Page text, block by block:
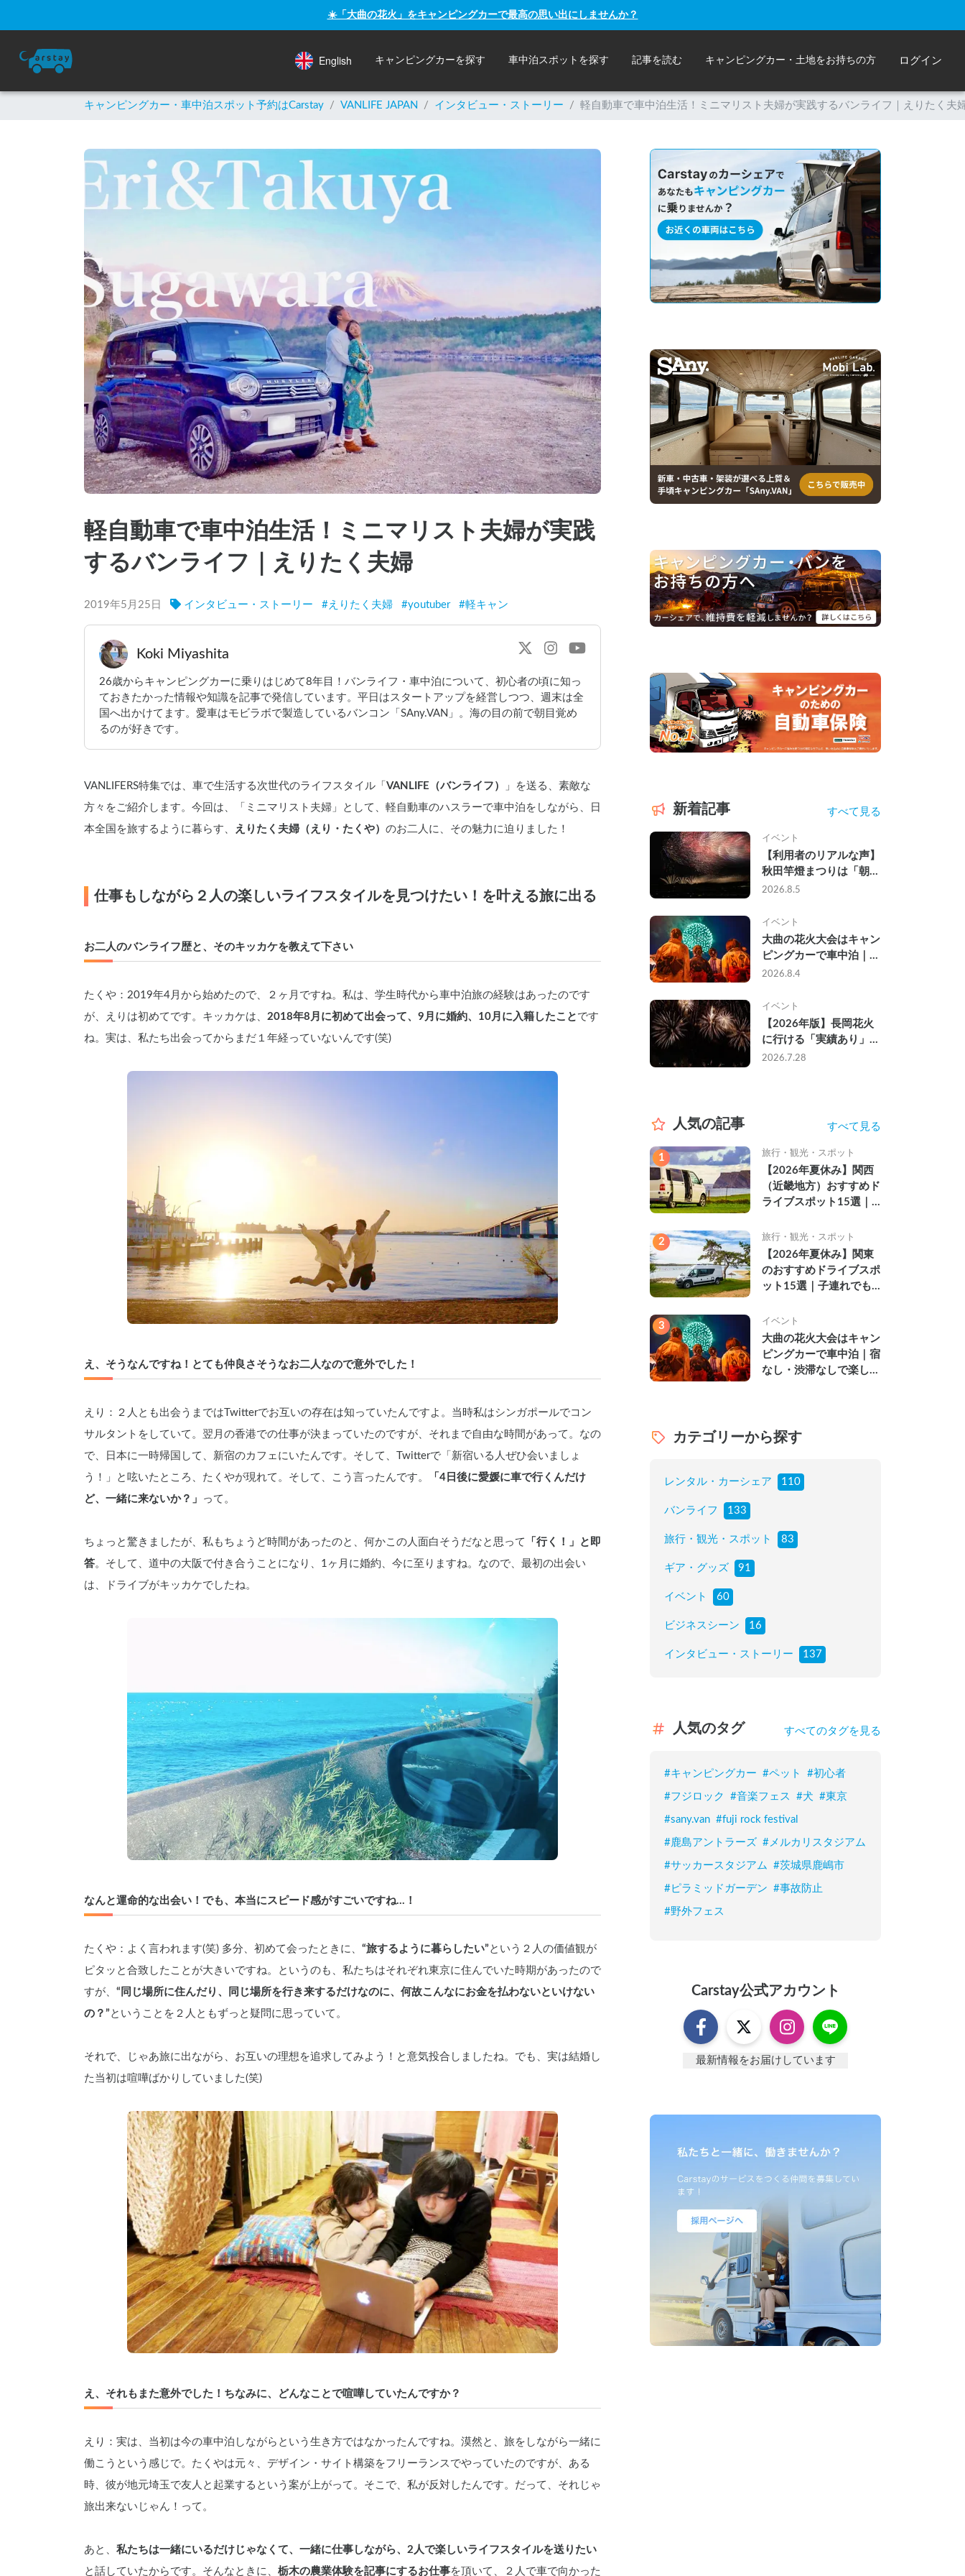
☀️「大曲の花火」をキャンピングカーで最高の思い出にしませんか？
English キャンピングカーを探す 車中泊スポットを探す 記事を読む キャンピングカー・土地をお持ちの方 ログイン
キャンピングカー・車中泊スポット予約はCarstay / VANLIFE JAPAN / インタビュー・ストーリー / 軽自動車で車中泊生活！ミニマリスト夫婦が実践するバンライフ｜えりたく夫
軽自動車で車中泊生活！ミニマリスト夫婦が実践
するバンライフ｜えりたく夫婦
2019年5月25日 インタビュー・ストーリー #えりたく夫婦 #youtuber #軽キャン
Koki Miyashita
26歳からキャンピングカーに乗りはじめて8年目！バンライフ・車中泊について、初心者の頃に知っ
ておきたかった情報や知識を記事で発信しています。平日はスタートアップを経営しつつ、週末は全
国へ出かけてます。愛車はモビラボで製造しているバンコン「SAny.VAN」。海の目の前で朝目覚め
るのが好きです。
VANLIFERS特集では、車で生活する次世代のライフスタイル「 VANLIFE（バンライフ）
」を送る、素敵な
方々をご紹介します。今回は、「ミニマリスト夫婦」として、軽自動車のハスラーで車中泊をしながら、日
本全国を旅するように暮らす、
えりたく夫婦（えり・たくや） のお二人に、その魅力に迫りました！
仕事もしながら２人の楽しいライフスタイルを見つけたい！を叶える旅に出る
お二人のバンライフ歴と、そのキッカケを教えて下さい
たくや：2019年4月から始めたので、２ヶ月ですね。私は、学生時代から車中泊旅の経験はあったのです
が、えりは初めてです。キッカケは、 2018年8月に初めて出会って、9月に婚約、10月に入籍したこと です
ね。実は、私たち出会ってからまだ１年経っていないんです(笑)
え、そうなんですね！とても仲良さそうなお二人なので意外でした！
えり：２人とも出会うまではTwitterでお互いの存在は知っていたんですよ。当時私はシンガポールでコン
サルタントをしていて。翌月の香港での仕事が決まっていたのですが、それまで自由な時間があって。なの
で、日本に一時帰国して、新宿のカフェにいたんです。そして、Twitterで「新宿いる人ぜひ会いましょ
う！」と呟いたところ、たくやが現れて。そして、こう言ったんです。
「4日後に愛媛に車で行くんだけ
ど、一緒に来ないか？」
って。
ちょっと驚きましたが、私もちょうど時間があったのと、何かこの人面白そうだなと思って
「行く！」と即
答。そして、道中の大阪で付き合うことになり、1ヶ月に婚約、今に至りますね。なので、最初の出会い
は、ドライブがキッカケでしたね。
なんと運命的な出会い！でも、本当にスピード感がすごいですね…！
たくや：よく言われます(笑) 多分、初めて会ったときに、 “旅するように暮らしたい”という２人の価値観が
ピタッと合致したことが大きいですね。というのも、私たちはそれぞれ東京に住んでいた時期があったので
すが、 “同じ場所に住んだり、同じ場所を行き来するだけなのに、何故こんなにお金を払わないといけない
の？”ということを２人ともずっと疑問に思っていて。
それで、じゃあ旅に出ながら、お互いの理想を追求してみよう！と意気投合しましたね。でも、実は結婚し
た当初は喧嘩ばかりしていました(笑)
え、それもまた意外でした！ちなみに、どんなことで喧嘩していたんですか？
えり：実は、当初は今の車中泊しながらという生き方ではなかったんですね。漠然と、旅をしながら一緒に
働こうという感じで。たくやは元々、デザイン・サイト構築をフリーランスでやっていたのですが、ある
時、彼が地元埼玉で友人と起業するという案が上がって。そこで、私が反対したんです。だって、それじゃ
旅出来ないじゃん！って。
あと、 私たちは一緒にいるだけじゃなくて、一緒に仕事しながら、2人で楽しいライフスタイルを送りたい
と話していたからです。そんなときに、 栃木の農業体験を記事にするお仕事を頂いて、２人で車で向かった
新着記事 すべて見る
イベント
【利用者のリアルな声】
秋田竿燈まつりは「朝か
ら夜まで」の祭り。キャ
組の記録
2026.8.5
イベント
大曲の花火大会はキャン
ピングカーで車中泊｜宿
なし・渋滞なしで楽しむ
2026.8.4
イベント
【2026年版】長岡花火
に行ける「実績あり」の
キャンピングカー3選｜
2026.7.28
人気の記事 すべて見る
1 旅行・観光・スポット
【2026年夏休み】関西
（近畿地方）おすすめド
ライブスポット15選｜
名所を紹介
2 旅行・観光・スポット
【2026年夏休み】関東
のおすすめドライブスポ
ット15選｜子連れでも
ルメ・温泉を徹底解説
3 イベント
大曲の花火大会はキャン
ピングカーで車中泊｜宿
なし・渋滞なしで楽しむ
カテゴリーから探す
レンタル・カーシェア 110
バンライフ 133
旅行・観光・スポット 83
ギア・グッズ 91
イベント 60
ビジネスシーン 16
インタビュー・ストーリー 137
人気のタグ すべてのタグを見る
#キャンピングカー #ペット #初心者
#フジロック #音楽フェス #犬 #東京
#sany.van #fuji rock festival
#鹿島アントラーズ #メルカリスタジアム
#サッカースタジアム #茨城県鹿嶋市
#ピラミッドガーデン #事故防止
#野外フェス
Carstay公式アカウント
最新情報をお届けしています